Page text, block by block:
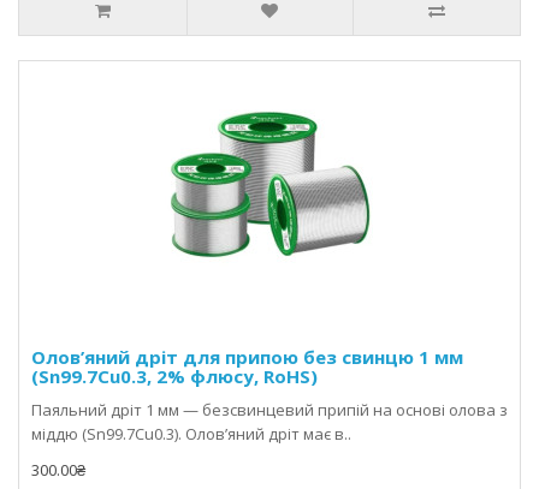
Олов’яний дріт для припою без свинцю 1 мм
(Sn99.7Cu0.3, 2% флюсу, RoHS)
Паяльний дріт 1 мм — безсвинцевий припій на основі олова з
міддю (Sn99.7Cu0.3). Олов’яний дріт має в..
300.00₴